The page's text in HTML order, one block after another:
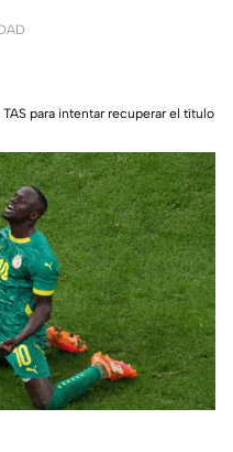
para intentar recuperar el título